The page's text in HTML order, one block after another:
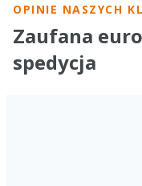
OPINIE NASZYCH
Zaufana
spedycja